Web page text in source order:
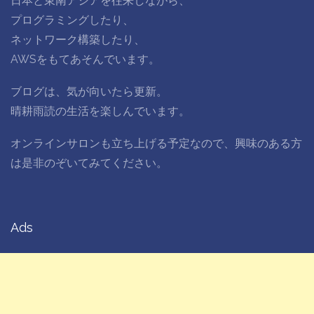
プログラミングしたり、
ネットワーク構築したり、
AWSをもてあそんでいます。
ブログは、気が向いたら更新。
晴耕雨読の生活を楽しんでいます。
オンラインサロンも立ち上げる予定なので、興味のある方
は是非のぞいてみてください。
Ads